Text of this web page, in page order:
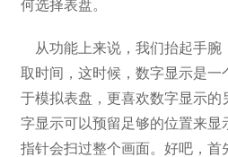
何选择表盘。
从功能上来说，我们抬起手
取时间，这时候，数字显示是一
于模拟表盘，更喜欢数字显示的
字显示可以预留足够的位置来显
指针会扫过整个画面。好吧，首